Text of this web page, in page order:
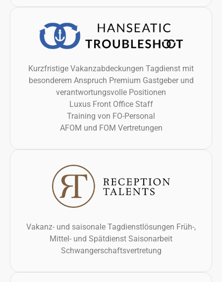
Kurzfristige Vakanzabdeckungen Tagdienst mit
besonderem Anspruch Premium Gastgeber und
verantwortungsvolle Positionen
Luxus Front Office Staff
Training von FO-Personal
AFOM und FOM Vertretungen
Vakanz- und saisonale Tagdienstlösungen Früh-,
Mittel- und Spätdienst Saisonarbeit
Schwangerschaftsvertretung